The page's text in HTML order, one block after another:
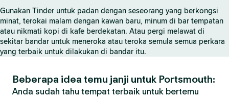
n
d
e
r
Gunakan Tinder untuk padan dengan seseorang yang berkongsi
minat, terokai malam dengan kawan baru, minum di bar tempatan
atau nikmati kopi di kafe berdekatan. Atau pergi melawat di
sekitar bandar untuk meneroka atau teroka semula semua perkara
yang terbaik untuk dilakukan di bandar itu.
Beberapa idea temu janji untuk Portsmouth:
Anda sudah tahu tempat terbaik untuk bertemu